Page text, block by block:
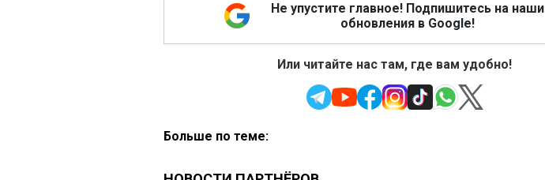
Не упустите главное! Подпишитесь на наши
обновления в Google!
Или читайте нас там, где вам удобно!
Больше по теме: